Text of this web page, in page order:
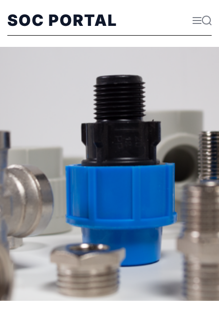
SOC PORTAL